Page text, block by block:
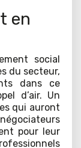
en
social
du secteur,
dans ce
d’air. Un
qui auront
pour leur